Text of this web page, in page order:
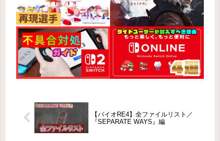
【バイオRE4】全ファイルリスト／
『SEPARATE WAYS』編